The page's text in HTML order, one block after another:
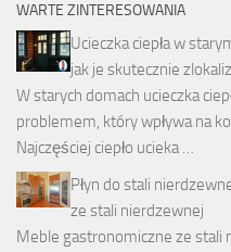
WARTE ZINTERESOWANIA
Ucieczka ciepła w
jak je skutecznie
W starych domach ucieczka
problemem, który wpływa na
Najczęściej ciepło ucieka …
Płyn do stali
ze stali nierdzewnej
Meble gastronomiczne ze stali